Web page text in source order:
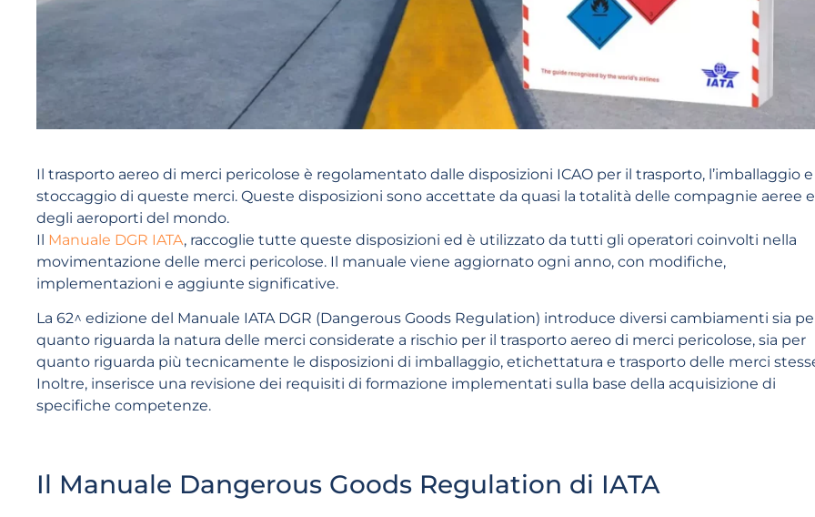
Il trasporto aereo di merci pericolose è regolamentato dalle disposizioni ICAO per il trasporto, l’imballaggio
stoccaggio di queste merci. Queste disposizioni sono accettate da quasi la totalità delle compagnie aeree e
degli aeroporti del mondo.
Il Manuale DGR IATA, raccoglie tutte queste disposizioni ed è utilizzato da tutti gli operatori coinvolti nella
movimentazione delle merci pericolose. Il manuale viene aggiornato ogni anno, con modifiche,
implementazioni e aggiunte significative.
La 62^ edizione del Manuale IATA DGR (Dangerous Goods Regulation) introduce diversi cambiamenti sia
quanto riguarda la natura delle merci considerate a rischio per il trasporto aereo di merci pericolose, sia per
quanto riguarda più tecnicamente le disposizioni di imballaggio, etichettatura e trasporto delle merci
Inoltre, inserisce una revisione dei requisiti di formazione implementati sulla base della acquisizione di
specifiche competenze.
Il Manuale Dangerous Goods Regulation di IATA